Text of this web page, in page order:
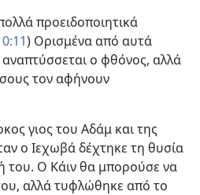
προειδοποιητικά
) Ορισμένα από αυτά
ο φθόνος, αλλά
τον αφήνουν
γιος του Αδάμ και της
ο Ιεχωβά δέχτηκε τη θυσία
του. Ο Κάιν θα μπορούσε να
αλλά τυφλώθηκε από το